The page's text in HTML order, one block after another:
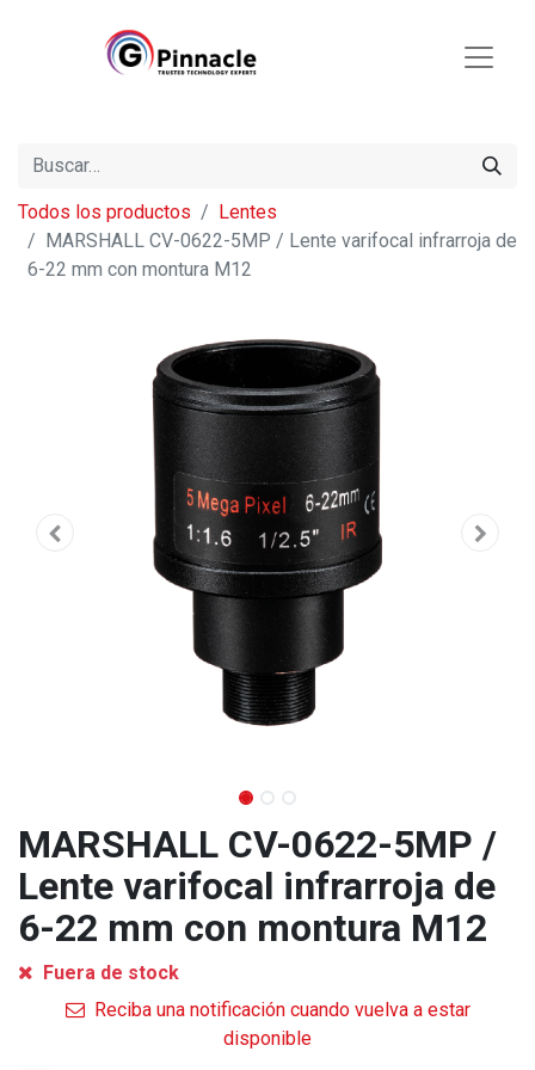
Todos los productos
Lentes
MARSHALL CV-0622-5MP / Lente varifocal infrarroja de
6-22 mm con montura M12
MARSHALL CV-0622-5MP /
Lente varifocal infrarroja de
6-22 mm con montura M12
Fuera de stock
Reciba una notificación cuando vuelva a estar
disponible